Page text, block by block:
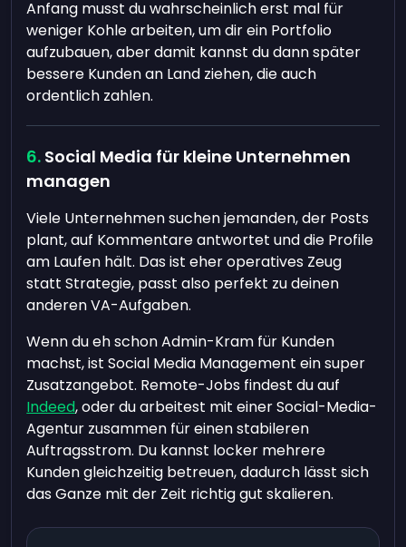
Anfang musst du wahrscheinlich erst mal für
weniger Kohle arbeiten, um dir ein Portfolio
aufzubauen, aber damit kannst du dann später
bessere Kunden an Land ziehen, die auch
ordentlich zahlen.
Social Media für kleine Unternehmen
managen
Viele Unternehmen suchen jemanden, der Posts
plant, auf Kommentare antwortet und die Profile
am Laufen hält. Das ist eher operatives Zeug
statt Strategie, passt also perfekt zu deinen
anderen VA-Aufgaben.
Wenn du eh schon Admin-Kram für Kunden
machst, ist Social Media Management ein super
Zusatzangebot. Remote-Jobs findest du auf
Indeed, oder du arbeitest mit einer Social-Media-
Agentur zusammen für einen stabileren
Auftragsstrom. Du kannst locker mehrere
Kunden gleichzeitig betreuen, dadurch lässt sich
das Ganze mit der Zeit richtig gut skalieren.